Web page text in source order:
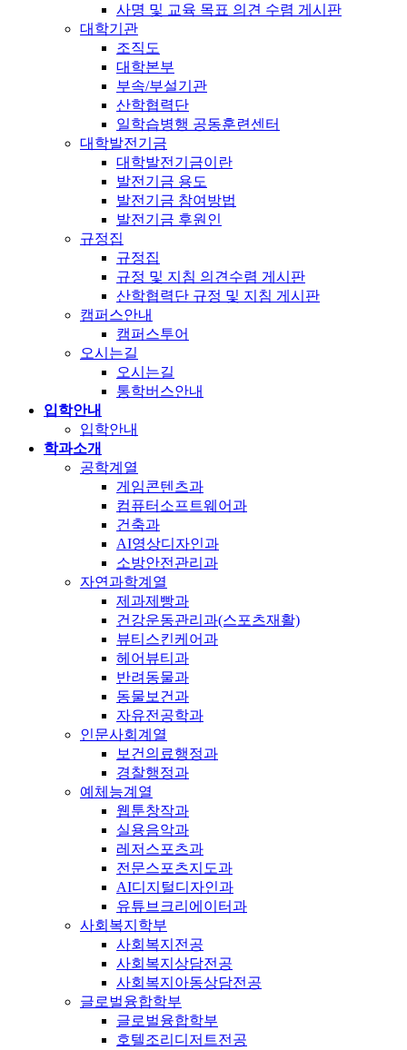
사명 및 교육 목표 의견 수렴 게시판
대학기관
조직도
대학본부
부속/부설기관
산학협력단
일학습병행 공동훈련센터
대학발전기금
대학발전기금이란
발전기금 용도
발전기금 참여방법
발전기금 후원인
규정집
규정집
규정 및 지침 의견수렴 게시판
산학협력단 규정 및 지침 게시판
캠퍼스안내
캠퍼스투어
오시는길
오시는길
통학버스안내
입학안내
입학안내
학과소개
공학계열
게임콘텐츠과
컴퓨터소프트웨어과
건축과
AI영상디자인과
소방안전관리과
자연과학계열
제과제빵과
건강운동관리과(스포츠재활)
뷰티스킨케어과
헤어뷰티과
반려동물과
동물보건과
자유전공학과
인문사회계열
보건의료행정과
경찰행정과
예체능계열
웹툰창작과
실용음악과
레저스포츠과
전문스포츠지도과
AI디지털디자인과
유튜브크리에이터과
사회복지학부
사회복지전공
사회복지상담전공
사회복지아동상담전공
글로벌융합학부
글로벌융합학부
호텔조리디저트전공